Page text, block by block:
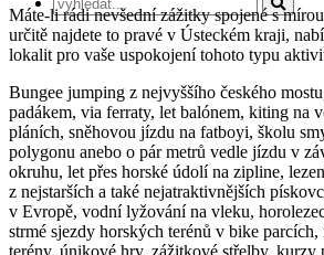
Máte­‑li rádi nevšední zážitky spojené s
určitě najdete to pravé v Ústeckém kraji,
lokalit pro vaše uspokojení tohoto typu
Bungee jumping z nejvyššího českého
padákem, via ferraty, let balónem, kiting na
pláních, sněhovou jízdu na fatboyi, školu
polygonu anebo o pár metrů vedle jízdu v
okruhu, let přes horské údolí na zipline,
z nejstarších a také nej­atraktivnějších
v Evropě, vodní lyžování na vleku,
strmé sjezdy horských terénů v bike parcích,
terény, únikové hry, zážitkové střelby, kurzy